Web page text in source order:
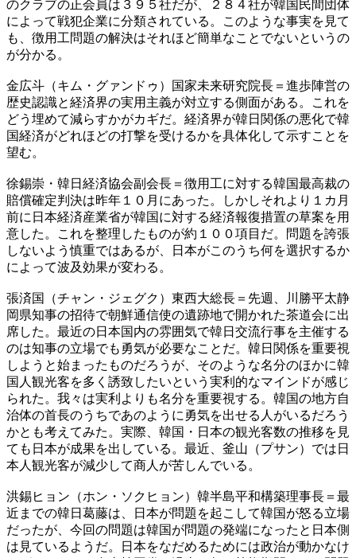
のクラブの正会員は３９５社だが、２８４社が韓国民間団体
によって戦犯企業に分類されている。このような事実を見て
も、徴用工問題の解決はそれほど簡単なことでないというの
が分かる。
金広斗（キム・グァンドゥ）国家未来研究院長＝進歩陣営の
歴史認識と経済界の実用主義が対立する側面がある。これを
どう埋めて減らすかがカギだ。経済界が韓日関係の悪化で韓
国経済がどれほどの打撃を受けるかを具体化して示すことを
望む。
徐錫崇・韓日経済協会副会長＝徴用工に対する韓国最高裁の
賠償確定判決は昨年１０月にあった。しかしそれより１カ月
前に日本経済産業省が韓国に対する経済報復措置の草案を用
意した。これを整理したものが約１００項目だ。問題を誇張
しないよう慎重ではあるが、日本がこのうち何を選択するか
によって波及効果が変わる。
張済国（チャン・ジェグク）東西大総長＝先週、川勝平太静
岡県知事の招待で朝鮮通信使の遺跡地で開かれた茶道会に出
席した。最近の日本国内の雰囲気で韓日交流行事を主催する
のは知事の立場でも勇気が必要なことだ。韓日関係を重要視
しようと始まったものだろうが、そのような名分のほかに韓
国人観光客を多く誘致したいという実利的なマインドが感じ
られた。我々は実利よりも名分を重要視する。韓国の地方自
治体の首長のうちであのように勇気を出せる人がいるだろう
かとも考えてみた。実際、韓国・日本の観光客数の推移を見
ても日本が成果を出している。最近、釜山（プサン）では日
本人観光客が減少して商人が苦しんでいる。
洪錫ヒョン（ホン・ソクヒョン）韓半島平和構築理事長＝最
近までの韓日葛藤は、日本が問題を起こして韓国が怒る立場
だったが、今回の問題は韓国が問題の発端になったと日本側
は見ているようだ。日本をなだめるためには政治が動かなけ